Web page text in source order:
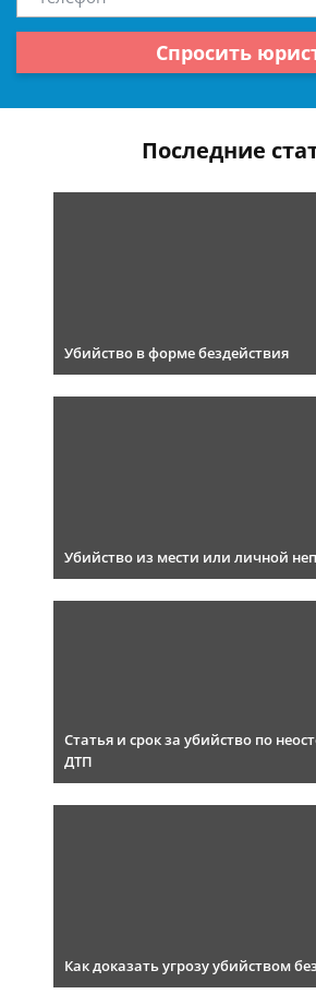
Спросить
Последние
Убийство в форме бездействия
Убийство из мести или личной
Статья и срок за убийство по
ДТП
Как доказать угрозу убийством